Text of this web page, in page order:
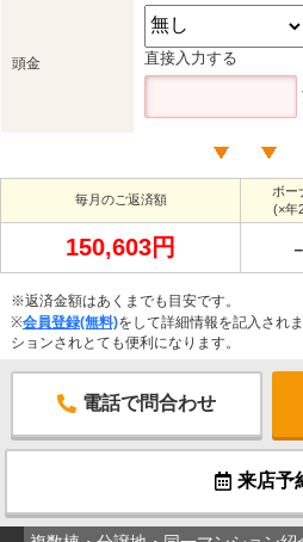
頭金 直接入力する
毎月のご返済額
ボー
(×年
150,603円 －
※返済金額はあくまでも目安です。
※会員登録(無料)をして詳細情報を記入され
ションされとても便利になります。
電話で問合わせ
来店予